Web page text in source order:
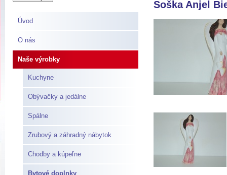
Úvod
O nás
Naše výrobky
Kuchyne
Obývačky a jedálne
Spálne
Zrubový a záhradný nábytok
Chodby a kúpeľne
Bytové doplnky
Soška Anjel